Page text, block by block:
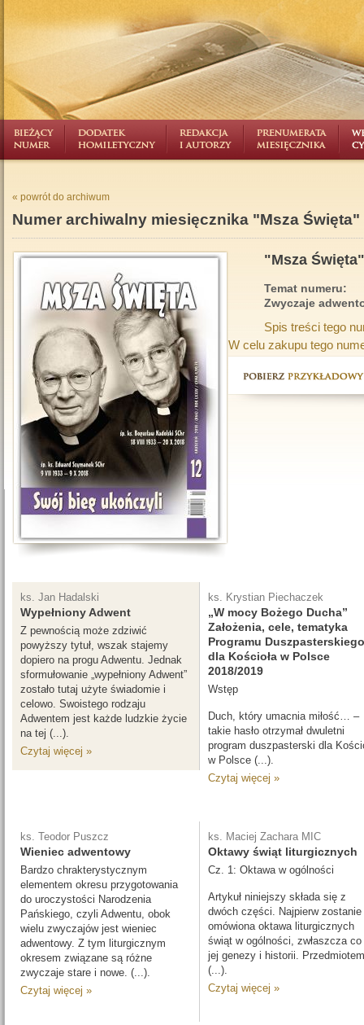
« powrót do archiwum
Numer archiwalny miesięcznika "Msza Święta"
"Msza
Temat numeru:
Zwyczaje
Spis treści tego
W celu zakupu tego
ks. Jan Hadalski
Wypełniony Adwent
Z pewnością może zdziwić
powyższy tytuł, wszak stajemy
dopiero na progu Adwentu. Jednak
sformułowanie „wypełniony Adwent”
zostało tutaj użyte świadomie i
celowo. Swoistego rodzaju
Adwentem jest każde ludzkie życie
na tej (...).
Czytaj więcej »
ks. Krystian Piechaczek
„W mocy Bożego Ducha”
Założenia, cele, tematyka
Programu Duszpasterskiego
dla Kościoła w Polsce
2018/2019
Wstęp
Duch, który umacnia miłość… –
takie hasło otrzymał dwuletni
program duszpasterski dla
w Polsce (...).
Czytaj więcej »
ks. Teodor Puszcz
Wieniec adwentowy
Bardzo chrakterystycznym
elementem okresu przygotowania
do uroczystości Narodzenia
Pańskiego, czyli Adwentu, obok
wielu zwyczajów jest wieniec
adwentowy. Z tym liturgicznym
okresem związane są różne
zwyczaje stare i nowe. (...).
Czytaj więcej »
ks. Maciej Zachara MIC
Oktawy świąt liturgicznych
Cz. 1: Oktawa w ogólności
Artykuł niniejszy składa się z
dwóch części. Najpierw zostanie
omówiona oktawa liturgicznych
świąt w ogólności, zwłaszcza co
jej genezy i historii. Przedmiotem
(...).
Czytaj więcej »